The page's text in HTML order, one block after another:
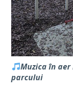
Muzica în
parcului